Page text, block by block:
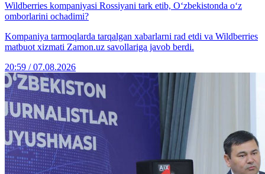
Wildberries kompaniyasi Rossiyani tark etib, O‘zbekistonda o‘z
omborlarini ochadimi?
Kompaniya tarmoqlarda tarqalgan xabarlarni rad etdi va Wildberries
matbuot xizmati Zamon.uz savollariga javob berdi.
20:59 / 07.08.2026